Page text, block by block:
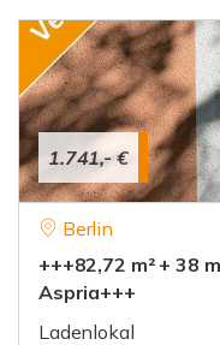
1.741,- €
Berlin
+++82,72 m² + 38
Aspria+++
Ladenlokal